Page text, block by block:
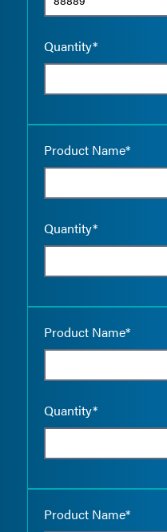
Quantity*
Product Name*
Quantity*
Product Name*
Quantity*
Product Name*